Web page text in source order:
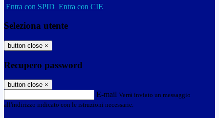
Entra con SPID Entra con CIE
Seleziona utente
button close ×
Recupero password
button close ×
E-mail Verrà inviato un messaggio
all'indirizzo indicato con le istruzioni necessarie.